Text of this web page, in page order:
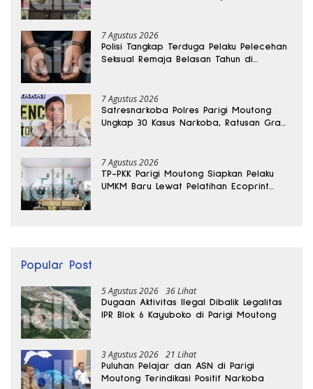
7 Agustus 2026
Polisi Tangkap Terduga Pelaku Pelecehan
Seksual Remaja Belasan Tahun di
7 Agustus 2026
Satresnarkoba Polres Parigi Moutong
Ungkap 30 Kasus Narkoba, Ratusan Gram
7 Agustus 2026
TP-PKK Parigi Moutong Siapkan Pelaku
UMKM Baru Lewat Pelatihan Ecoprint
Popular Post
5 Agustus 2026 36 Lihat
Dugaan Aktivitas Ilegal Dibalik Legalitas
IPR Blok 6 Kayuboko di Parigi Moutong
3 Agustus 2026 21 Lihat
Puluhan Pelajar dan ASN di Parigi
Moutong Terindikasi Positif Narkoba